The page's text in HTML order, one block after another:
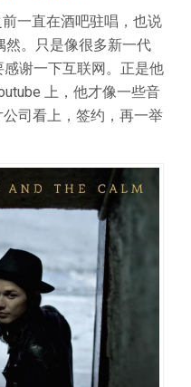
一直在酒吧驻唱，也说
然。只是像很多新一代
谢一下互联网。正是他
上，他才像一些音
司看上，签约，再一举